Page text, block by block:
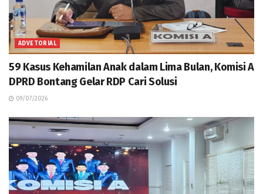
ADVETORIAL
59 Kasus Kehamilan Anak dalam Lima Bulan, Komisi A
DPRD Bontang Gelar RDP Cari Solusi
09/07/2026